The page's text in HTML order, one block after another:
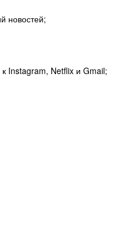
новостей;
Instagram, Netflix и Gmail;